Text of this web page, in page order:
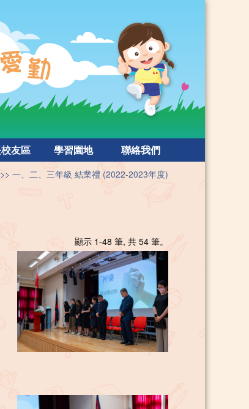
友區 學習園地 聯絡我們
一、二、三年級 結業禮 (2022-2023年度)
顯示 1-48 筆, 共 54 筆。